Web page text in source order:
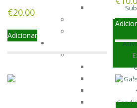
€20.00
Adicionar